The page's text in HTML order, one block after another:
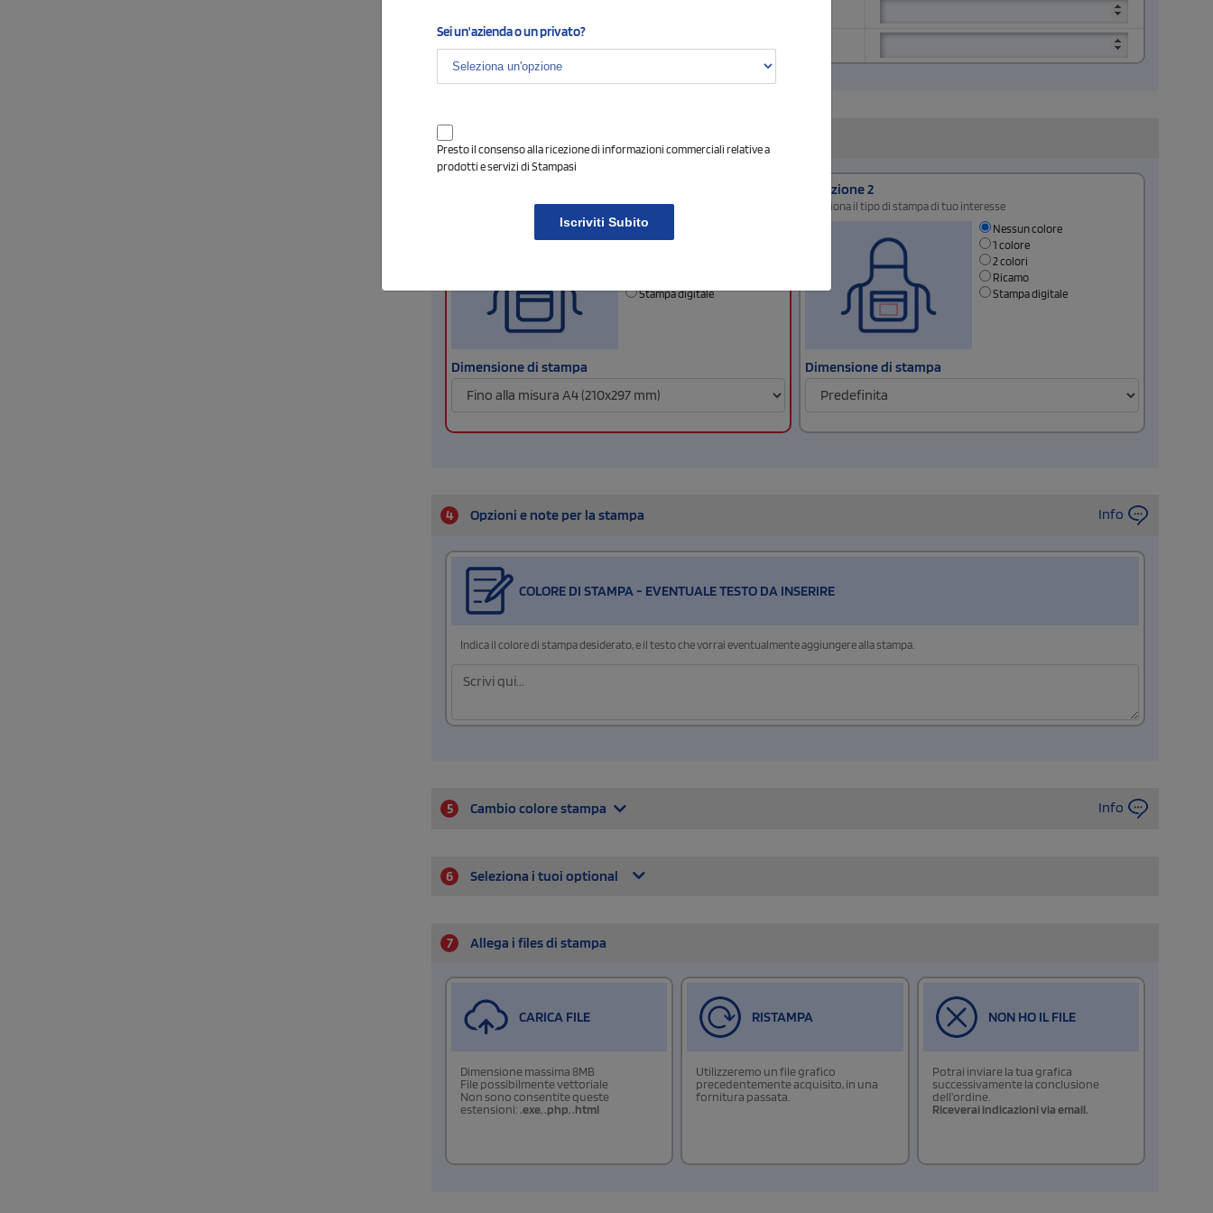
3
Seleziona il tipo di stampa di tuo interesse
Nessun colore
1 colore
Stampa digitale
Dimensione di stampa
Posizione 2
Seleziona il tipo di stampa di tuo interesse
Nessun colore
1 colore
2 colori
Ricamo
Stampa digitale
Dimensione di stampa
4 Opzioni e note per la stampa Info
COLORE DI STAMPA - EVENTUALE TESTO DA INSERIRE
Indica il colore di stampa desiderato, e il testo che vorrai eventualmente aggiungere alla stampa.
5 Cambio colore stampa Info
6 Seleziona i tuoi optional
7 Allega i files di stampa
CARICA FILE
Dimensione massima 8MB
File possibilmente vettoriale
Non sono consentite queste
estensioni: .exe,.php,.html
RISTAMPA
Utilizzeremo un file grafico
precedentemente acquisito, in una
fornitura passata.
NON HO IL FILE
Potrai inviare la tua grafica
successivamente la conclusione
dell'ordine.
Riceverai indicazioni via email.
Sei un'azienda o un privato?
Presto il consenso alla ricezione di informazioni commerciali relative a
prodotti e servizi di Stampasi
Iscriviti Subito